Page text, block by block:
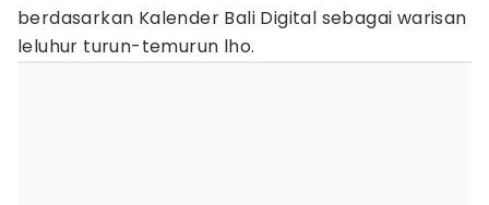
berdasarkan Kalender Bali Digital sebagai warisan
leluhur turun-temurun lho.